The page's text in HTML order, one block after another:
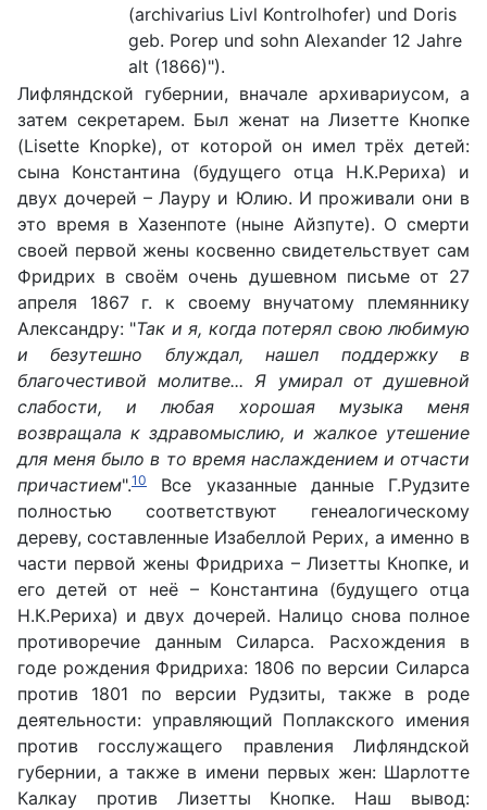
(archivarius Livl Kontrolhofer) und Doris
geb. Porep und sohn Alexander 12 Jahre
alt (1866)").
Лифляндской губернии, вначале архивариусом, а
затем секретарем. Был женат на Лизетте Кнопке
(Lisette Knopke), от которой он имел трёх детей:
сына Константина (будущего отца Н.К.Рериха) и
двух дочерей – Лауру и Юлию. И проживали они в
это время в Хазенпоте (ныне Айзпуте). О смерти
своей первой жены косвенно свидетельствует сам
Фридрих в своём очень душевном письме от 27
апреля 1867 г. к своему внучатому племяннику
Александру: "Так и я, когда потерял свою любимую
и безутешно блуждал, нашел поддержку в
благочестивой молитве... Я умирал от душевной
слабости, и любая хорошая музыка меня
возвращала к здравомыслию, и жалкое утешение
для меня было в то время наслаждением и отчасти
причастием".10
Все указанные данные Г.Рудзите
полностью соответствуют генеалогическому
дереву, составленные Изабеллой Рерих, а именно в
части первой жены Фридриха – Лизетты Кнопке, и
его детей от неё – Константина (будущего отца
Н.К.Рериха) и двух дочерей. Налицо снова полное
противоречие данным Силарса. Расхождения в
годе рождения Фридриха: 1806 по версии Силарса
против 1801 по версии Рудзиты, также в роде
деятельности: управляющий Поплакского имения
против госслужащего правления Лифляндской
губернии, а также в имени первых жен: Шарлотте
Калкау против Лизетты Кнопке. Наш вывод: